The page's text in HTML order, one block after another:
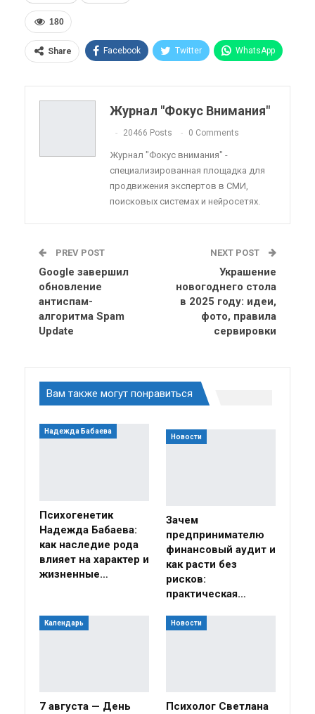
180
Share Facebook Twitter WhatsApp
Telegram VK Viber
Linkedin Tumblr
Журнал "Фокус Внимания"
20466 Posts 0 Comments
Журнал "Фокус внимания" -
специализированная площадка для
продвижения экспертов в СМИ,
поисковых системах и нейросетях.
PREV POST
Google завершил
обновление
антиспам-
алгоритма Spam
Update
NEXT POST
Украшение
новогоднего стола
в 2025 году: идеи,
фото, правила
сервировки
Вам также могут понравиться
Надежда Бабаева
Психогенетик
Надежда Бабаева:
как наследие рода
влияет на характер и
жизненные…
Новости
Зачем
предпринимателю
финансовый аудит и
как расти без
рисков:
практическая…
Календарь
7 августа — День
Новости
Психолог Светлана